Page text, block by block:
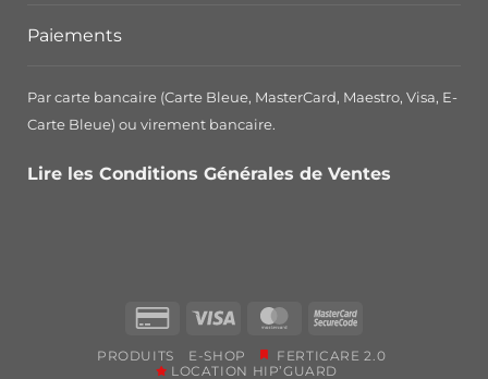
Paiements
Par carte bancaire (Carte Bleue, MasterCard, Maestro, Visa, E-
Carte Bleue) ou virement bancaire.
Lire les Conditions Générales de Ventes
Credit
2
Visa MasterCardMasterCard
PRODUITS E-SHOP
FERTICARE 2.0
LOCATION HIP’GUARD